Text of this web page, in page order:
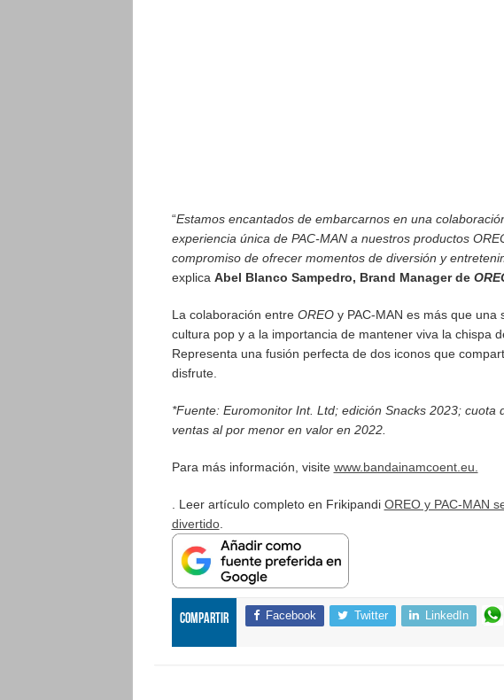
“Estamos encantados de embarcarnos en una
experiencia única de PAC-MAN a nuestros productos
compromiso de ofrecer momentos de diversión y
explica Abel Blanco Sampedro, Brand Manager de
La colaboración entre OREO y PAC-MAN es más que una
cultura pop y a la importancia de mantener viva la chispa
Representa una fusión perfecta de dos iconos que
disfrute.
*Fuente: Euromonitor Int. Ltd; edición Snacks 2023; cuota
ventas al por menor en valor en 2022.
Para más información, visite www.bandainamcoent.eu.
. Leer artículo completo en Frikipandi OREO y PAC-MAN
divertido.
Compartir Facebook Twitter LinkedIn